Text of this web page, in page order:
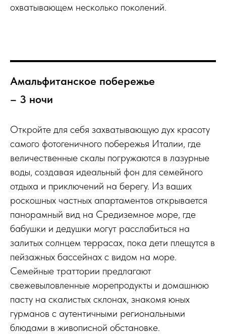
охватывающем несколько поколений.
Амальфитанское побережье
– 3 ночи
Откройте для себя захватывающую дух красоту
самого фотогеничного побережья Италии, где
величественные скалы погружаются в лазурные
воды, создавая идеальный фон для семейного
отдыха и приключений на берегу. Из ваших
роскошных частных апартаментов открывается
панорамный вид на Средиземное море, где
бабушки и дедушки могут расслабиться на
залитых солнцем террасах, пока дети плещутся в
пейзажных бассейнах с видом на море.
Семейные траттории предлагают
свежевыловленные морепродукты и домашнюю
пасту на скалистых склонах, знакомя юных
гурманов с аутентичными региональными
блюдами в живописной обстановке.